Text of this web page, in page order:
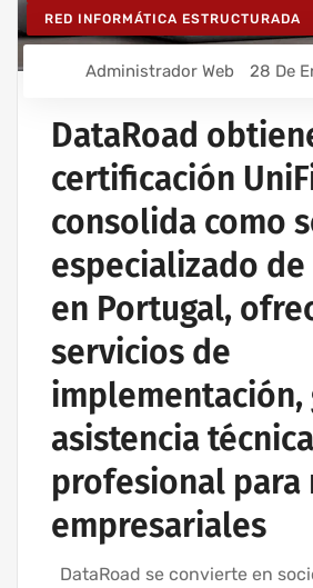
RED INFORMÁTICA ESTRUCTURADA
Administrador Web 28 De
DataRoad
certificación
consolida como
especializado
en Portugal,
servicios de
implementación,
asistencia técnica
profesional para
empresariales
DataRoad se convierte en